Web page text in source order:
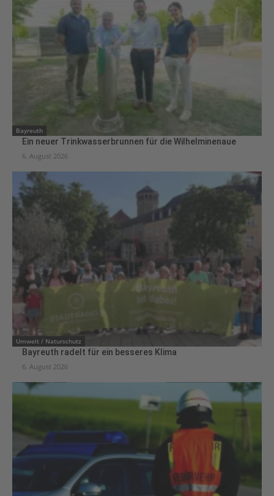
Bayreuth
Ein neuer Trinkwasserbrunnen für die Wilhelminenaue
6. August 2026
Umwelt / Naturschutz
Bayreuth radelt für ein besseres Klima
6. August 2026